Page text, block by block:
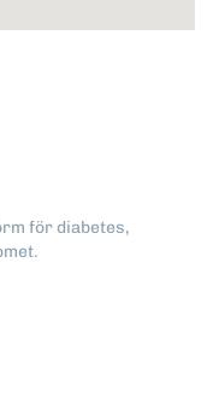
för diabetes,